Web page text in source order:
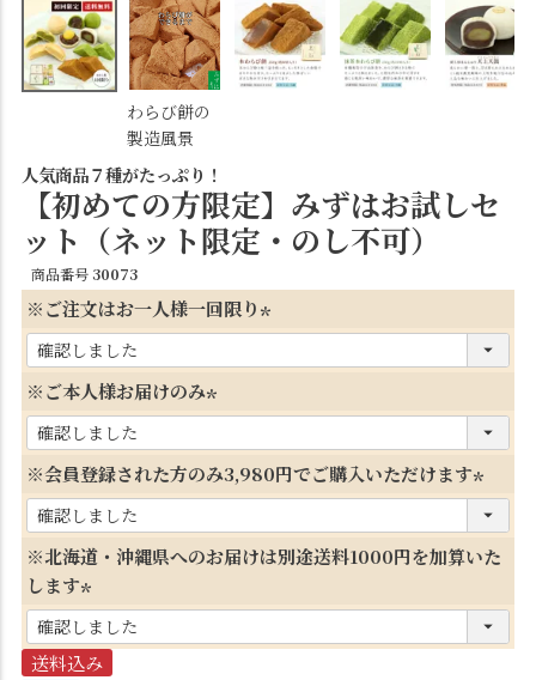
わらび餅の
製造風景
人気商品７種がたっぷり！
【初めての方限定】みずはお試しセ
ット（ネット限定・のし不可）
商品番号 30073
※ご注文はお一人様一回限り
必
※ご本人様お届けのみ
必
須
※会員登録された方のみ3,980円でご購入いただけます
必
須
※北海道・沖縄県へのお届けは別途送料1000円を加算いた
します
必
送料込み